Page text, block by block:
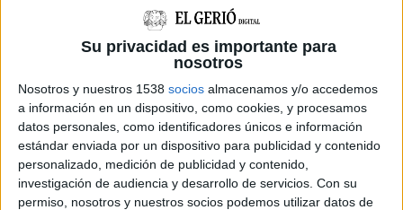
Su privacidad es importante para
nosotros
Nosotros y nuestros 1538 socios almacenamos y/o accedemos
a información en un dispositivo, como cookies, y procesamos
datos personales, como identificadores únicos e información
estándar enviada por un dispositivo para publicidad y contenido
personalizado, medición de publicidad y contenido,
investigación de audiencia y desarrollo de servicios. Con su
permiso, nosotros y nuestros socios podemos utilizar datos de